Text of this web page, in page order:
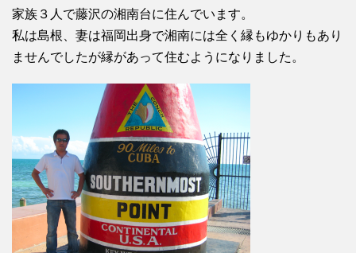
家族３人で藤沢の湘南台に住んでいます。
私は島根、妻は福岡出身で湘南には全く縁もゆかりもあり
ませんでしたが縁があって住むようになりました。